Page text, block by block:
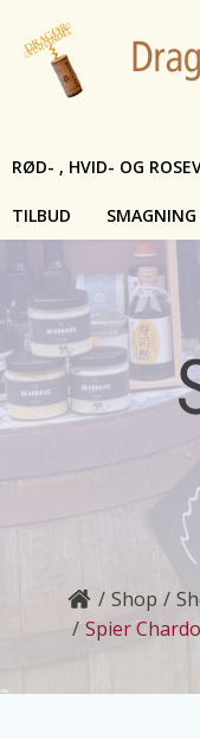
indhold
RØD- , HVID- OG
TILBUD SMAGNING
Shop
Spier